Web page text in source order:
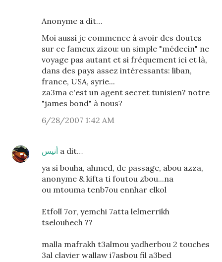
Anonyme a dit…
Moi aussi je commence à avoir des doutes
sur ce fameux zizou: un simple "médecin" ne
voyage pas autant et si fréquement ici et là,
dans des pays assez intéressants: liban,
france, USA, syrie...
za3ma c'est un agent secret tunisien? notre
"james bond" à nous?
6/28/2007 1:42 AM
أنيس a dit…
ya si bouha, ahmed, de passage, abou azza,
anonyme & kifta ti foutou zbou...na
ou mtouma tenb7ou ennhar elkol
Etfoll 7or, yemchi 7atta lelmerrikh
tselouhech ??
malla mafrakh t3almou yadherbou 2 touches
3al clavier wallaw i7asbou fil a3bed